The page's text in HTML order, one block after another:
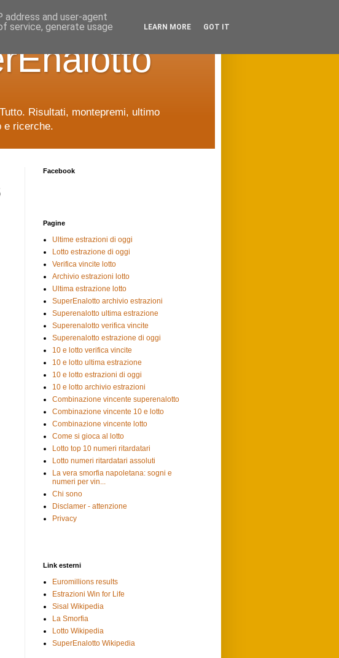
Risultati, montepremi, ultimo
e ricerche.
Facebook
Pagine
Ultime estrazioni di oggi
Lotto estrazione di oggi
Verifica vincite lotto
Archivio estrazioni lotto
Ultima estrazione lotto
SuperEnalotto archivio estrazioni
Superenalotto ultima estrazione
Superenalotto verifica vincite
Superenalotto estrazione di oggi
10 e lotto verifica vincite
10 e lotto ultima estrazione
10 e lotto estrazioni di oggi
10 e lotto archivio estrazioni
Combinazione vincente superenalotto
Combinazione vincente 10 e lotto
Combinazione vincente lotto
Come si gioca al lotto
Lotto top 10 numeri ritardatari
Lotto numeri ritardatari assoluti
La vera smorfia napoletana: sogni e
numeri per vin...
Chi sono
Disclamer - attenzione
Privacy
Link esterni
Euromillions results
Estrazioni Win for Life
Sisal Wikipedia
La Smorfia
Lotto Wikipedia
SuperEnalotto Wikipedia
and user-agent
service, generate usage
LEARN MORE GOT IT